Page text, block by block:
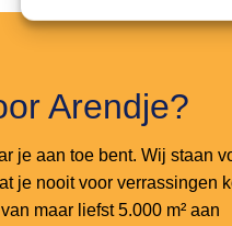
Arendje?
je aan toe bent. Wij staan
je nooit voor verrassingen
maar liefst 5.000 m² aan